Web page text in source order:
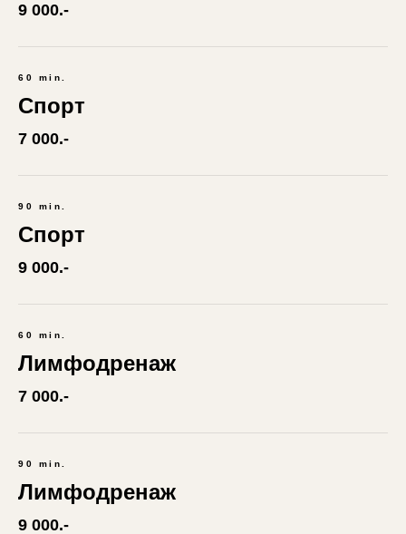
9 000.-
60 min.
Спорт
7 000.-
90 min.
Спорт
9 000.-
60 min.
Лимфодренаж
7 000.-
90 min.
Лимфодренаж
9 000.-